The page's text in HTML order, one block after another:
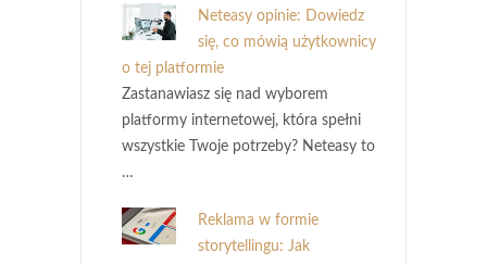
Neteasy opinie: Dowiedz
się, co mówią użytkownicy
o tej platformie
Zastanawiasz się nad wyborem
platformy internetowej, która spełni
wszystkie Twoje potrzeby? Neteasy to
…
Reklama w formie
storytellingu: Jak